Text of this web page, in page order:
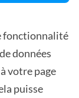
fonctionnalité
données
votre page
puisse